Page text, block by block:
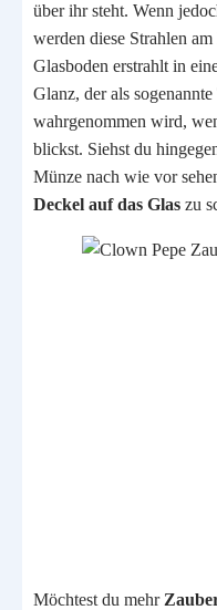
über ihr steht. Wenn
werden diese Strahlen
Glasboden erstrahlt in
Glanz, der als sogenannte
wahrgenommen wird,
blickst. Siehst du
Münze nach wie vor
Deckel auf das Glas zu
Möchtest du mehr